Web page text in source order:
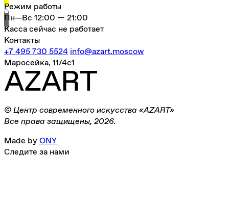
Режим работы
Пн—Вс 12:00 — 21:00
Касса сейчас не работает
Контакты
+7 495 730 5524 info@azart.moscow
Маросейка, 11/4с1
© Центр современного искусства «AZART»
Все права защищены, 2026.
Made byONY
Следите за нами